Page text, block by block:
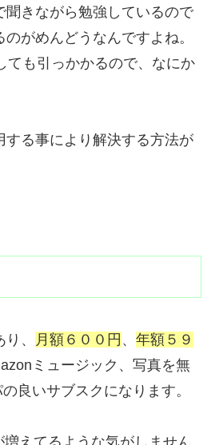
聞きながら勉強しているので
がめんどうなんですよね。
ても引っかかるので、なにか
する事により解決する方法が
、 月額６００円 、 年額５９
ミュージック、写真を無
良いサブスクになります。
えてるような気がしません